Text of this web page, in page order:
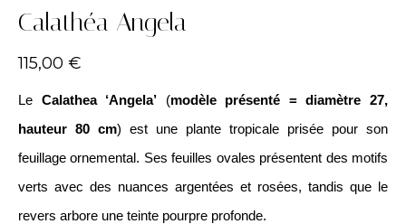
Calathéa Angela
115,00 €
Le Calathea ‘Angela’ (modèle présenté = diamètre 27,
hauteur 80 cm) est une plante tropicale prisée pour son
feuillage ornemental. Ses feuilles ovales présentent des motifs
verts avec des nuances argentées et rosées, tandis que le
revers arbore une teinte pourpre profonde.